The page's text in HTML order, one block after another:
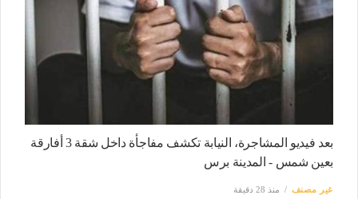
بعد فيديو المشاجرة، النيابة تكشف مفاجأة داخل شقة 3 أفارقة
بعين شمس - المدينة برس
غير مصنف منذ 28 دقيقة